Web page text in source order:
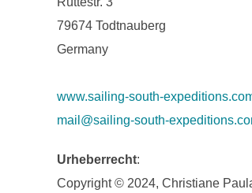
79674 Todtnauberg
Germany
www.sailing-south-
mail@sailing-south-
Urheberrecht:
Copyright © 2024, Christiane